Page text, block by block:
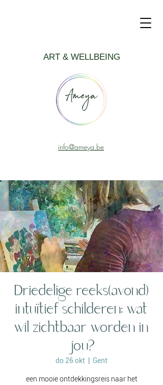
ART & WELLBEING
info@ameya.be
Driedelige reeks(avond)
intuïtief schilderen: wat
wil zichtbaar worden in
jou?
do 26 okt Gent
een mooie ontdekkingsreis naar het